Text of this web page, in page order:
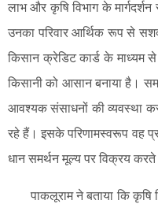
लाभ और कृषि विभाग के
उनका परिवार आर्थिक रूप से
किसान क्रेडिट कार्ड के
किसानी को आसान बनाया है।
आवश्यक संसाधनों की व्यवस्था
रहे हैं। इसके परिणामस्वरूप वह
धान समर्थन मूल्य पर विक्रय करते
पाकलूराम ने बताया कि कृषि